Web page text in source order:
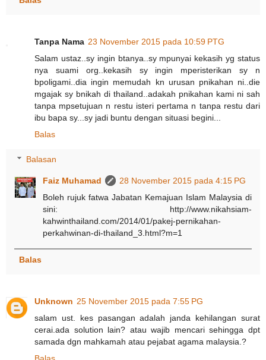
Tanpa Nama 23 November 2015 pada 10:59 PTG
Salam ustaz..sy ingin btanya..sy mpunyai kekasih yg status
nya suami org..kekasih sy ingin mperisterikan sy n
bpoligami..dia ingin memudah kn urusan pnikahan ni..die
mgajak sy bnikah di thailand..adakah pnikahan kami ni sah
tanpa mpsetujuan n restu isteri pertama n tanpa restu dari
ibu bapa sy...sy jadi buntu dengan situasi begini...
Balas
Balasan
Faiz Muhamad
28 November 2015 pada 4:15 PG
Boleh rujuk fatwa Jabatan Kemajuan Islam Malaysia di
sini: http://www.nikahsiam-
kahwinthailand.com/2014/01/pakej-pernikahan-
perkahwinan-di-thailand_3.html?m=1
Balas
Unknown 25 November 2015 pada 7:55 PG
salam ust. kes pasangan adalah janda kehilangan surat
cerai.ada solution lain? atau wajib mencari sehingga dpt
samada dgn mahkamah atau pejabat agama malaysia.?